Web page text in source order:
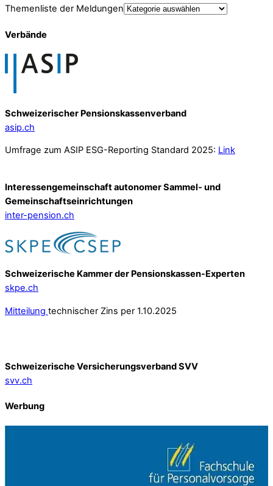
Themenliste der Meldungen
Verbände
Schweizerischer Pensionskassenverband
asip.ch
Umfrage zum ASIP ESG-Reporting Standard 2025: Link
Interessengemeinschaft autonomer Sammel- und
Gemeinschafts­einrichtungen
inter-pension.ch
Schweizerische Kammer der Pensionskassen-Experten
skpe.ch
Mitteilung technischer Zins per 1.10.2025
Schweizerische Versicherungsverband SVV
svv.ch
Werbung